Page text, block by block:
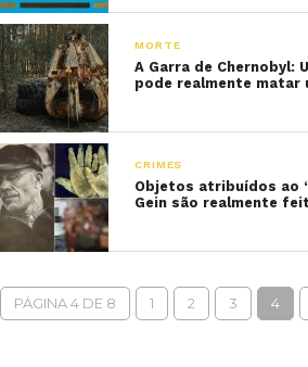
MORTE
A Garra de Chernobyl:
pode realmente matar
CRIMES
Objetos atribuídos ao
Gein são realmente
PÁGINA 4 DE 8 1 2 3 4